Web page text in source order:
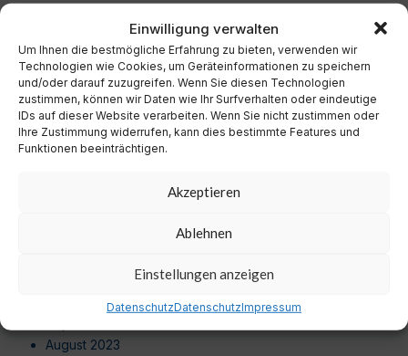
Einwilligung verwalten
Um Ihnen die bestmögliche Erfahrung zu bieten, verwenden wir
Technologien wie Cookies, um Geräteinformationen zu speichern
und/oder darauf zuzugreifen. Wenn Sie diesen Technologien
zustimmen, können wir Daten wie Ihr Surfverhalten oder eindeutige
IDs auf dieser Website verarbeiten. Wenn Sie nicht zustimmen oder
Ihre Zustimmung widerrufen, kann dies bestimmte Features und
Funktionen beeinträchtigen.
Akzeptieren
Ablehnen
Einstellungen anzeigen
DatenschutzDatenschutzImpressum
Dezember 2024
November 2024
Oktober 2024
September 2024
August 2024
Juli 2024
Juni 2024
Mai 2024
November 2023
Oktober 2023
August 2023